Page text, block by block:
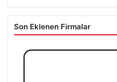
Son Eklenen Firmalar